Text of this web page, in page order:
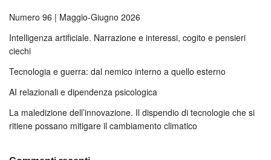
Numero 96 | Maggio-Giugno 2026
Intelligenza artificiale. Narrazione e interessi, cogito e pensieri
ciechi
Tecnologia e guerra: dal nemico interno a quello esterno
AI relazionali e dipendenza psicologica
La maledizione dell’innovazione. Il dispendio di tecnologie che si
ritiene possano mitigare il cambiamento climatico